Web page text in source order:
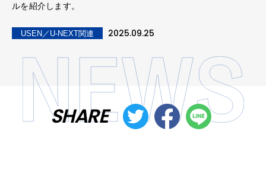
ルを紹介します。
USEN／U-NEXT関連 2025.09.25
SHARE